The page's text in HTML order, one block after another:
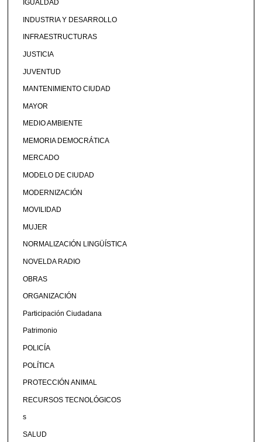
IGUALDAD
INDUSTRIA Y DESARROLLO
INFRAESTRUCTURAS
JUSTICIA
JUVENTUD
MANTENIMIENTO CIUDAD
MAYOR
MEDIO AMBIENTE
MEMORIA DEMOCRÁTICA
MERCADO
MODELO DE CIUDAD
MODERNIZACIÓN
MOVILIDAD
MUJER
NORMALIZACIÓN LINGÜÍSTICA
NOVELDA RADIO
OBRAS
ORGANIZACIÓN
Participación Ciudadana
Patrimonio
POLICÍA
POLÍTICA
PROTECCIÓN ANIMAL
RECURSOS TECNOLÓGICOS
s
SALUD